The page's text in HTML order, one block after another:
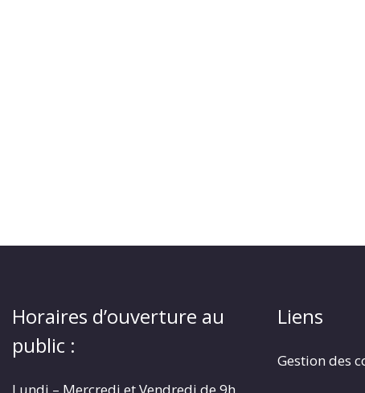
Horaires d’ouverture au
public :
Liens
Gestion des